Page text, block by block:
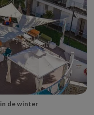
in de winter